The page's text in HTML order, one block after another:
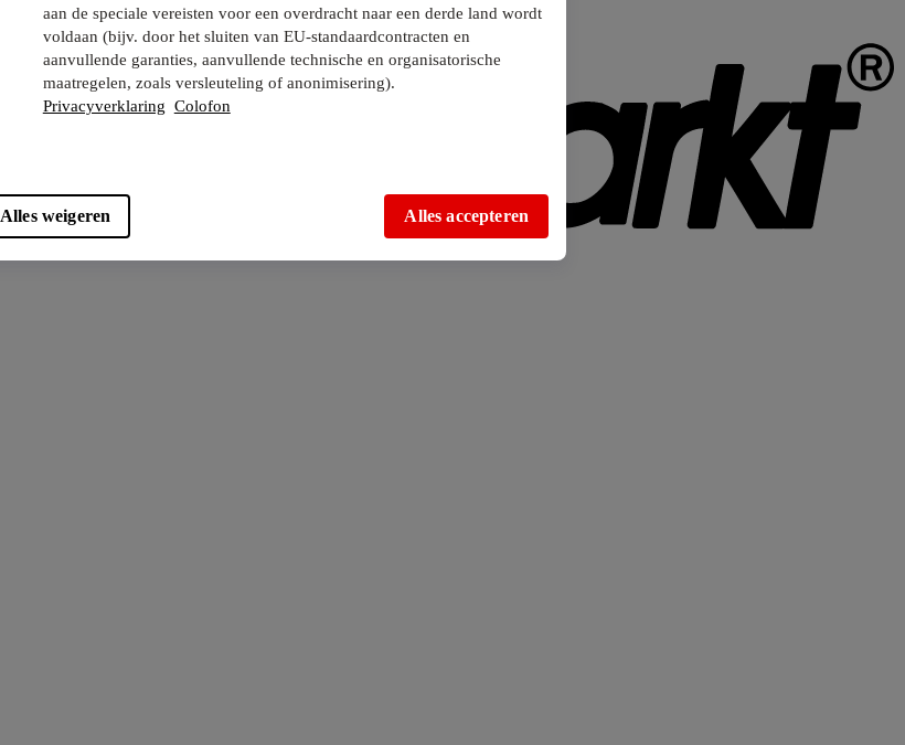
aan de speciale vereisten voor een overdracht naar een derde land wordt
voldaan (bijv. door het sluiten van EU-standaardcontracten en
aanvullende garanties, aanvullende technische en organisatorische
maatregelen, zoals versleuteling of anonimisering).
Privacyverklaring Colofon
Alles weigeren Alles accepteren